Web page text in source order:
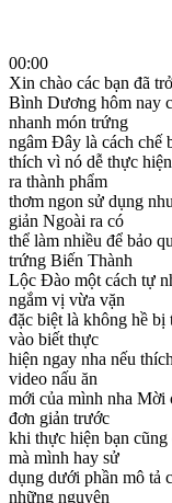
00:00
Xin chào các bạn đã
Bình Dương hôm nay
nhanh món trứng
ngâm Đây là cách chế
thích vì nó dễ thực
ra thành phẩm
thơm ngon sử dụng
giản Ngoài ra có
thể làm nhiều để bảo
trứng Biến Thành
Lộc Đào một cách tự
ngắm vị vừa vặn
đặc biệt là không hề bị
vào biết thực
hiện ngay nha nếu
video nấu ăn
mới của mình nha Mời
đơn giản trước
khi thực hiện bạn
mà mình hay sử
dụng dưới phần mô tả
những nguyên